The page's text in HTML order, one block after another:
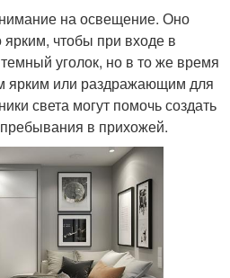
на освещение. Оно
чтобы при входе в
уголок, но в то же время
ярким или раздражающим для
света могут помочь создать
в прихожей.